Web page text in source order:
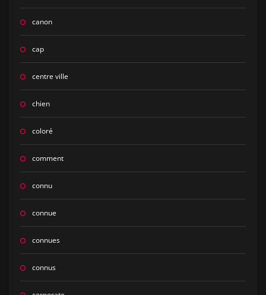
canon
cap
centre ville
chien
coloré
comment
connu
connue
connues
connus